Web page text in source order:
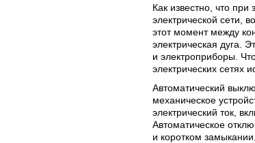
Как известно, что
электрической сети,
этот момент между
электрическая дуга.
и электроприборы.
электрических сетях
Автоматический
механическое
электрический ток,
Автоматическое
и коротком